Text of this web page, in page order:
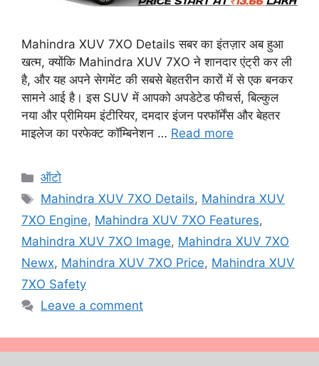
Mahindra XUV 7XO Details सबर का इंतज़ार अब हुआ
खत्म, क्योंकि Mahindra XUV 7XO ने शानदार एंट्री कर ली
है, और यह अपने सेगमेंट की सबसे बेहतरीन कारों में से एक बनकर
सामने आई है। इस SUV में आपको अपडेटेड फीचर्स, बिल्कुल
नया और प्रीमियम इंटीरियर, दमदार इंजन परफॉर्मेंस और बेहतर
माइलेज का परफेक्ट कॉम्बिनेशन … Read more
Categories
ऑटो
Tags
Mahindra XUV 7XO Details, Mahindra XUV
7XO Engine, Mahindra XUV 7XO Features,
Mahindra XUV 7XO Image, Mahindra XUV 7XO
Newx, Mahindra XUV 7XO Price, Mahindra XUV
7XO Safety
Leave a comment